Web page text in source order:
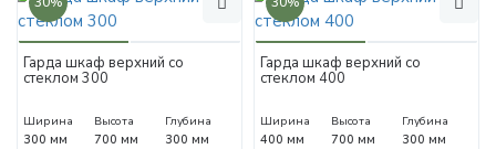
Гарда шкаф верхний со
стеклом 300
Ширина
300 мм
Высота
700 мм
Глубина
300 мм
Гарда шкаф верхний со
стеклом 400
Ширина
400 мм
Высота
700 мм
Глубина
300 мм